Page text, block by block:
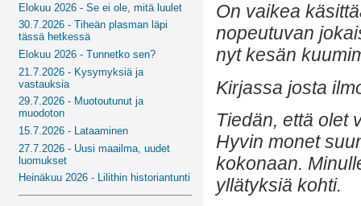
Elokuu 2026 - Se ei ole, mitä luulet
30.7.2026 - Tiheän plasman läpi
tässä hetkessä
Elokuu 2026 - Tunnetko sen?
21.7.2026 - Kysymyksiä ja
vastauksia
29.7.2026 - Muotoutunut ja
muodoton
15.7.2026 - Lataaminen
27.7.2026 - Uusi maailma, uudet
luomukset
Heinäkuu 2026 - Lilithin historiantunti
On vaikea
nopeutuvan
nyt kesän
Kirjassa josta
Tiedän, että olet
Hyvin monet
kokonaan.
yllätyksiä kohti.